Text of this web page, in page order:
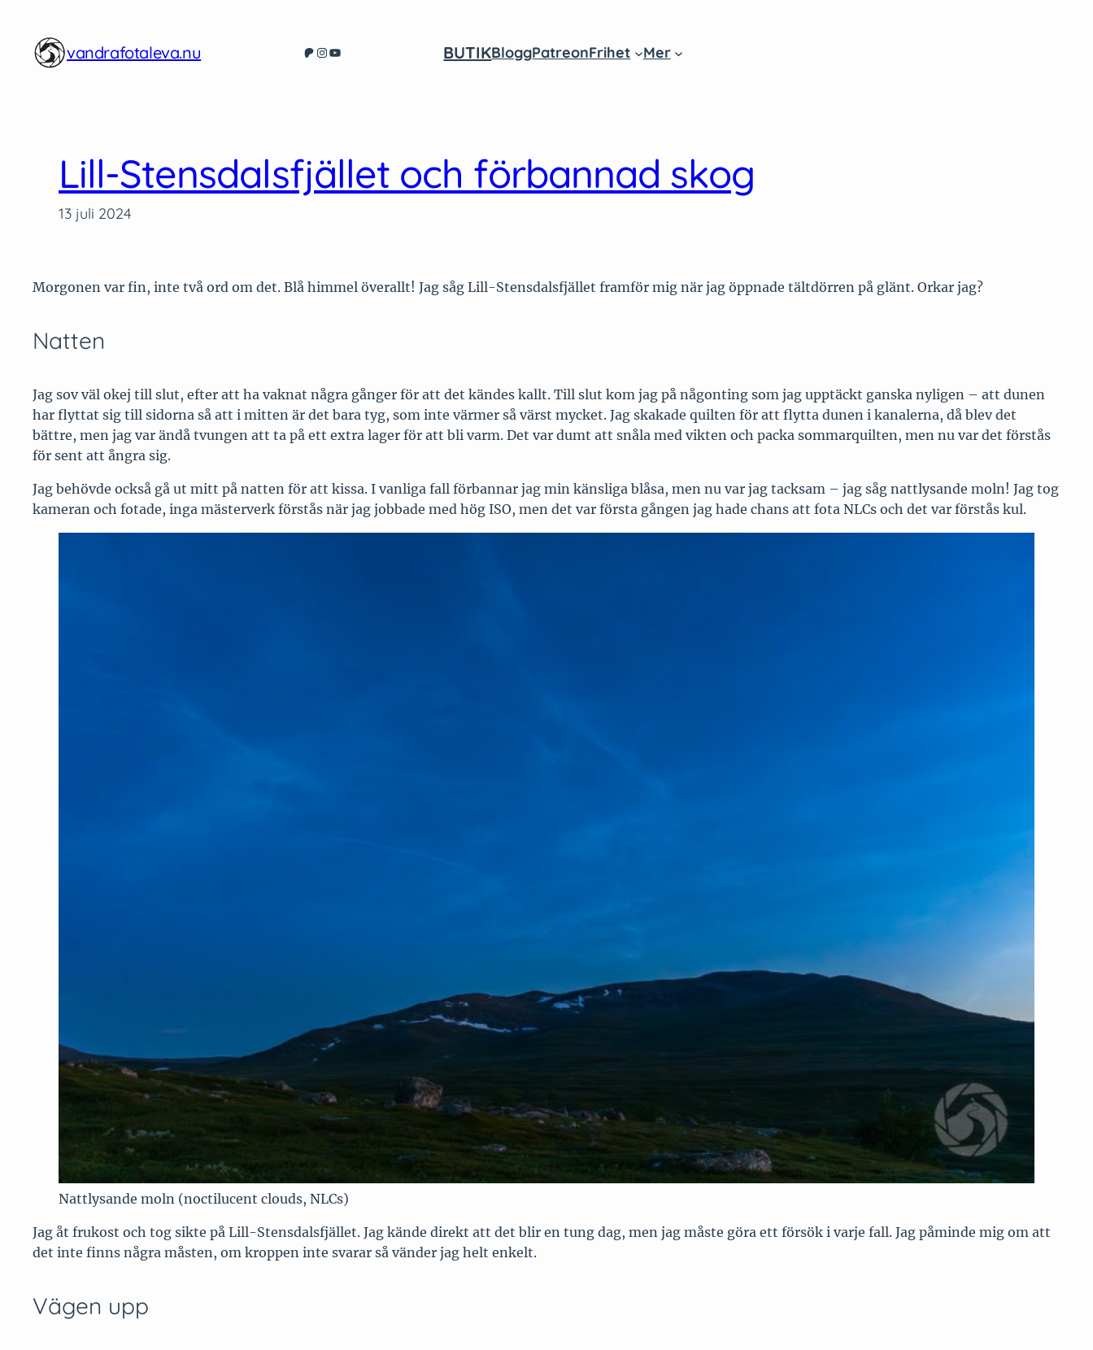
innehåll vandrafotaleva.nu Patreon
Instagram
YouTube BUTIKBloggPatreonFrihet Mer
Lill-Stensdalsfjället och förbannad skog
13 juli 2024
Morgonen var fin, inte två ord om det. Blå himmel överallt! Jag såg Lill-Stensdalsfjället framför mig när jag öppnade tältdörren på glänt. Orkar jag?
Natten
Jag sov väl okej till slut, efter att ha vaknat några gånger för att det kändes kallt. Till slut kom jag på någonting som jag upptäckt ganska nyligen – att dunen
har flyttat sig till sidorna så att i mitten är det bara tyg, som inte värmer så värst mycket. Jag skakade quilten för att flytta dunen i kanalerna, då blev det
bättre, men jag var ändå tvungen att ta på ett extra lager för att bli varm. Det var dumt att snåla med vikten och packa sommarquilten, men nu var det förstås
för sent att ångra sig.
Jag behövde också gå ut mitt på natten för att kissa. I vanliga fall förbannar jag min känsliga blåsa, men nu var jag tacksam – jag såg nattlysande moln! Jag tog
kameran och fotade, inga mästerverk förstås när jag jobbade med hög ISO, men det var första gången jag hade chans att fota NLCs och det var förstås kul.
Nattlysande moln (noctilucent clouds, NLCs)
Jag åt frukost och tog sikte på Lill-Stensdalsfjället. Jag kände direkt att det blir en tung dag, men jag måste göra ett försök i varje fall. Jag påminde mig om att
det inte finns några måsten, om kroppen inte svarar så vänder jag helt enkelt.
Vägen upp